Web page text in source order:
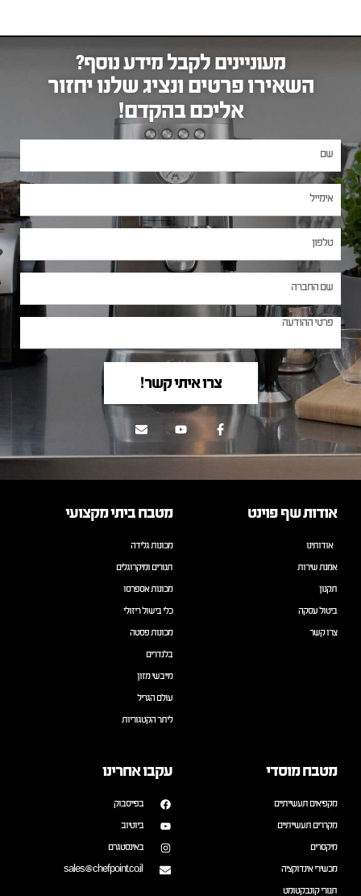
מעוניינים לקבל מידע נוסף?
השאירו פרטים ונציג שלנו יחזור
אליכם בהקדם!
צרו איתי קשר!
אודות שף פוינט
אודותינו
אמנת שירות
תקנון
ביטול עסקה
צרו קשר
מטבח ביתי מקצועי
מכונות גלידה
תנורים ומיקרוגלים
מכונות אספרסו
כלי בישול ריזולי
מכונות פסטה
בלנדרים
מייבשי מזון
עולם הגריל
ליתר הקטגוריות
מטבח מוסדי
מקפיאים תעשייתיים
מקררים תעשייתיים
מיקסרים
מכשירי אינדוקציה
תנורי קונבקטומט
עקבו אחרינו
בפייסבוק
ביוטיוב
באינסטגרם
sales@chefpoint.co.il